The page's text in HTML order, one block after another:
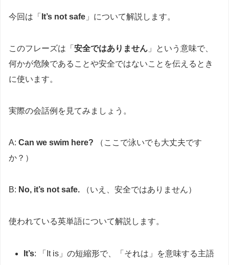
今回は「 It’s not safe 」について解説します。
このフレーズは「 安全ではありません 」という意味で、
何かが危険であることや安全ではないことを伝えるとき
に使います。
実際の会話例を見てみましょう。
A: Can we swim here? （ここで泳いでも大丈夫です
か？）
B: No, it’s not safe. （いえ、安全ではありません）
使われている英単語について解説します。
It’s: 「It is」の短縮形で、「それは」を意味する主語